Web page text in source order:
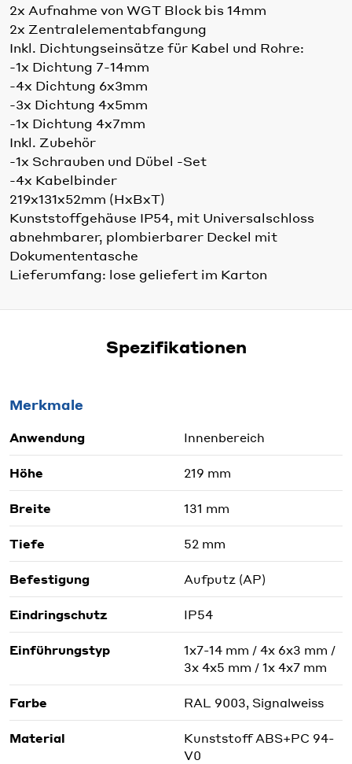
2x Aufnahme von WGT Block bis 14mm
2x Zentralelementabfangung
Inkl. Dichtungseinsätze für Kabel und Rohre:
-1x Dichtung 7-14mm
-4x Dichtung 6x3mm
-3x Dichtung 4x5mm
-1x Dichtung 4x7mm
Inkl. Zubehör
-1x Schrauben und Dübel -Set
-4x Kabelbinder
219x131x52mm (HxBxT)
Kunststoffgehäuse IP54, mit Universalschloss
abnehmbarer, plombierbarer Deckel mit
Dokumententasche
Lieferumfang: lose geliefert im Karton
Spezifikationen
Merkmale
Anwendung Innenbereich
Höhe 219 mm
Breite 131 mm
Tiefe 52 mm
Befestigung Aufputz (AP)
Eindringschutz IP54
Einführungstyp
1x7-14 mm / 4x 6x3 mm /
3x 4x5 mm / 1x 4x7 mm
Farbe RAL 9003, Signalweiss
Material
Kunststoff ABS+PC 94-
V0